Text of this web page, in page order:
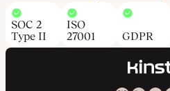
SOC 2
Type II
ISO
27001
GDPR